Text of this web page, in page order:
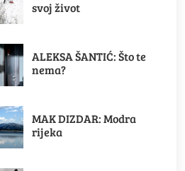
svoj život
ALEKSA ŠANTIĆ: Što te
nema?
MAK DIZDAR: Modra
rijeka